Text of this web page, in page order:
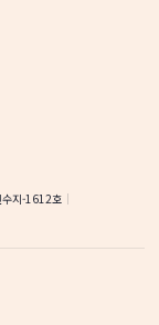
지-1612호